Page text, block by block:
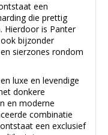
een
die prettig
Hierdoor is Panter
bijzonder
sierzones rondom
luxe en levendige
donkere
en moderne
combinatie
een exclusief